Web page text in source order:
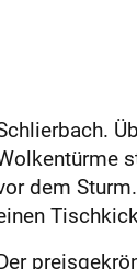
dem